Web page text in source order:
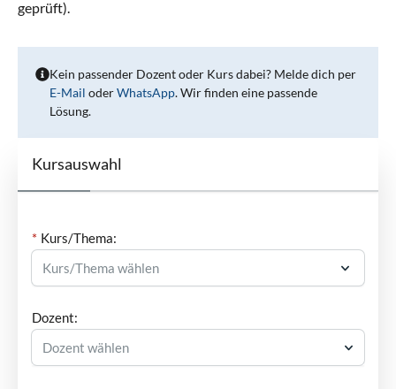
geprüft).
Kein passender Dozent oder Kurs dabei? Melde dich per
E-Mail oderWhatsApp. Wir finden eine passende
Lösung.
Kursauswahl
Kurs/Thema:
Dozent:
Dozent wählen